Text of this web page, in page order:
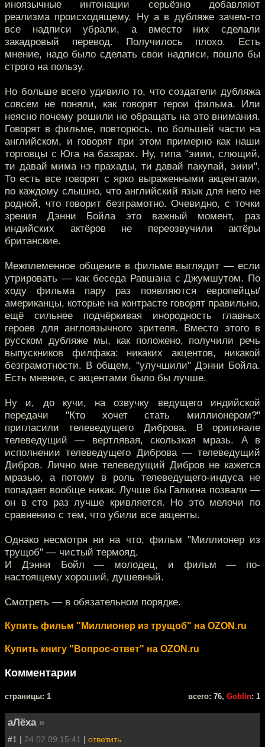
иноязычные интонации серьёзно добавляют
реализма происходящему. Ну а в дубляже зачем-то
все надписи убрали, а вместо них сделали
закадровый перевод. Получилось плохо. Есть
мнение, надо было сделать свои надписи, пошло бы
строго на пользу.
Но больше всего удивило то, что создатели дубляжа
совсем не поняли, как говорят герои фильма. Или
неясно почему решили не обращать на это внимания.
Говорят в фильме, повторюсь, по большей части на
английском, и говорят при этом примерно как наши
торговцы с Юга на базарах. Ну, типа "эиии, слющий,
ти давай мима нэ прахады, ти давай пакупай, эиии".
То есть все говорят с ярко выраженными акцентами,
по каждому слышно, что английский язык для него не
родной, что говорит безграмотно. Очевидно, с точки
зрения Дэнни Бойла это важный момент, раз
индийских актёров не переозвучили актёры
британские.
Межплеменное общение в фильме выглядит — если
утрировать — как беседа Равшана с Джумшутом. По
ходу фильма пару раз появляются европейцы/
американцы, которые на контрасте говорят правильно,
ещё сильнее подчёркивая инородность главных
героев для англоязычного зрителя. Вместо этого в
русском дубляже мы, как положено, получили речь
выпускников филфака: никаких акцентов, никакой
безграмотности. В общем, "улучшили" Дэнни Бойла.
Есть мнение, с акцентами было бы лучше.
Ну и, до кучи, на озвучку ведущего индийской
передачи "Кто хочет стать миллионером?"
пригласили телеведущего Диброва. В оригинале
телеведущий — вертлявая, скользкая мразь. А в
исполнении телеведущего Диброва — телеведущий
Дибров. Лично мне телеведущий Дибров не кажется
мразью, а потому в роль телеведущего-индуса не
попадает вообще никак. Лучше бы Галкина позвали —
он в сто раз лучше кривляется. Но это мелочи по
сравнению с тем, что убили все акценты.
Однако несмотря ни на что, фильм "Миллионер из
трущоб" — чистый термояд.
И Дэнни Бойл — молодец, и фильм — по-
настоящему хороший, душевный.
Смотреть — в обязательном порядке.
Купить фильм "Миллионер из трущоб" на OZON.ru
Купить книгу "Вопрос-ответ" на OZON.ru
Комментарии
cтраницы: 1 всего: 76, Goblin: 1
аЛёха »
#1 | 24.02.09 15:41 | ответить